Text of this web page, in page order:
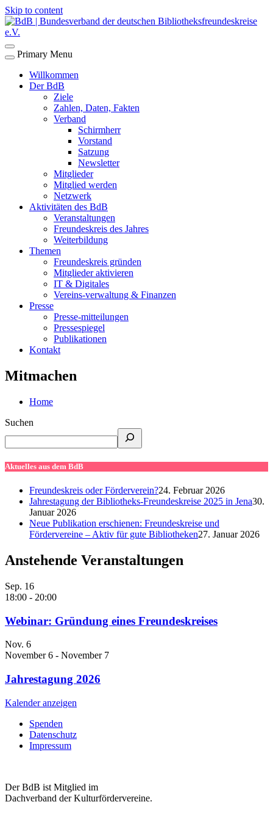
Skip to content
Primary Menu
Willkommen
Der BdB
Ziele
Zahlen, Daten, Fakten
Verband
Schirmherr
Vorstand
Satzung
Newsletter
Mitglieder
Mitglied werden
Netzwerk
Aktivitäten des BdB
Veranstaltungen
Freundeskreis des Jahres
Weiterbildung
Themen
Freundeskreis gründen
Mitglieder aktivieren
IT & Digitales
Vereins-verwaltung & Finanzen
Presse
Presse-mitteilungen
Pressespiegel
Publikationen
Kontakt
Mitmachen
Home
Suchen
Aktuelles aus dem BdB
Freundeskreis oder Förderverein?24. Februar 2026
Jahrestagung der Bibliotheks-Freundeskreise 2025 in Jena30.
Januar 2026
Neue Publikation erschienen: Freundeskreise und
Fördervereine – Aktiv für gute Bibliotheken27. Januar 2026
Anstehende Veranstaltungen
Sep. 16
18:00 - 20:00
Webinar: Gründung eines Freundeskreises
Nov. 6
November 6 - November 7
Jahrestagung 2026
Kalender anzeigen
Spenden
Datenschutz
Impressum
Der BdB ist Mitglied im
Dachverband der Kulturfördervereine.